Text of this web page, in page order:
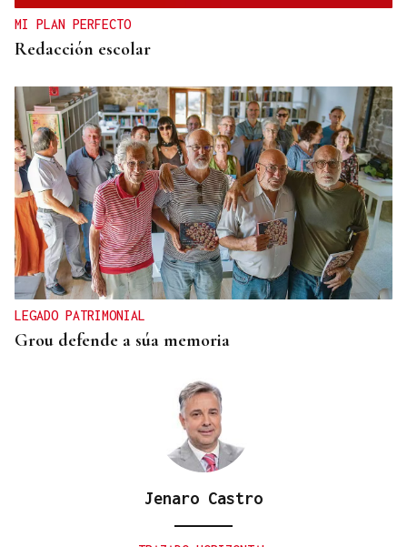
MI PLAN PERFECTO
Redacción escolar
LEGADO PATRIMONIAL
Grou defende a súa memoria
Jenaro Castro